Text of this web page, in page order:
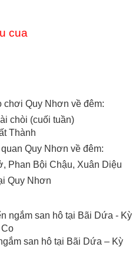
cua
chơi Quy Nhơn về đêm:
chòi (cuối tuần)
Thành
Quy Nhơn về đêm:
Phan Bội Chậu, Xuân Diệu
Quy Nhơn
san hô tại Bãi Dứa – Kỳ